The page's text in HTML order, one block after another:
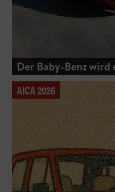
Der Baby-Benz wird
AICA 2026